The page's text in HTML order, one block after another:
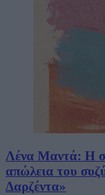
Λένα Μαντά: Η
απώλεια του
Δαρζέντα»